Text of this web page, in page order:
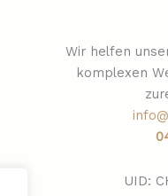
Wir helfen
komplexen
UID: